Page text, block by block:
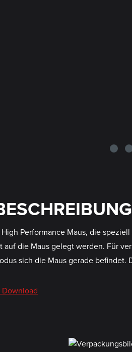
Performance Maus, die
die Maus gelegt werden. Für
sich die Maus gerade